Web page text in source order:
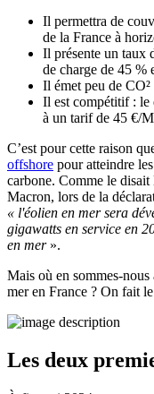
Il permettra de
de la France à
Il présente un taux
de charge de 45 %
Il émet peu de CO²
Il est compétitif : le
à un tarif de 45 €/
C’est pour cette raison
offshore pour atteindre
carbone. Comme le
Macron, lors de la
« l'éolien en mer sera
gigawatts en service en
en mer».
Mais où en sommes-
mer en France ? On fait
Les deux